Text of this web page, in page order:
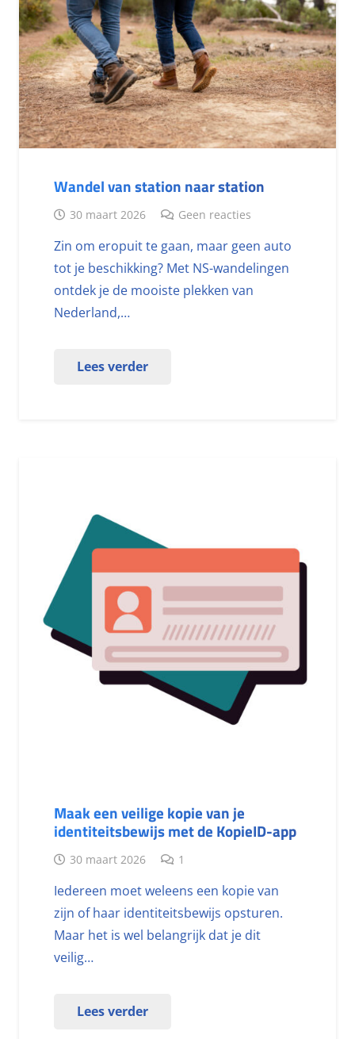
Wandel van station naar station
30 maart 2026 Geen reacties
Zin om eropuit te gaan, maar geen auto
tot je beschikking? Met NS-wandelingen
ontdek je de mooiste plekken van
Nederland,…
Lees verder
Maak een veilige kopie van je
identiteitsbewijs met de KopieID-app
30 maart 2026 1
Iedereen moet weleens een kopie van
zijn of haar identiteitsbewijs opsturen.
Maar het is wel belangrijk dat je dit
veilig…
Lees verder